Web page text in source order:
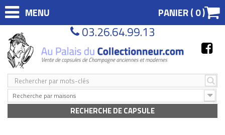
MENU PANIER (0)
03.26.64.99.13
Recherche par maisons
RECHERCHE DE CAPSULE